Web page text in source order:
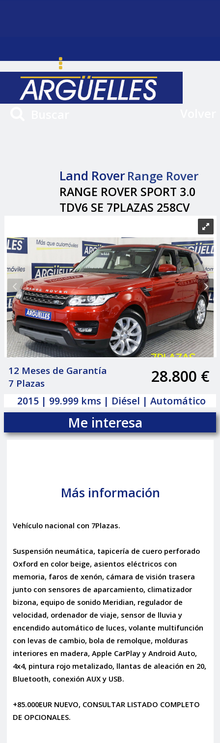
Land RoverRange Rover
RANGE ROVER SPORT 3.0
TDV6 SE 7PLAZAS 258CV
12 Meses de Garantía
7 Plazas
28.800 €
2015 | 99.999 kms | Diésel | Automático
Me interesa
Más información
Vehículo nacional con 7Plazas.
Suspensión neumática, tapicería de cuero perforado
Oxford en color beige, asientos eléctricos con
memoria, faros de xenón, cámara de visión trasera
junto con sensores de aparcamiento, climatizador
bizona, equipo de sonido Meridian, regulador de
velocidad, ordenador de viaje, sensor de lluvia y
encendido automático de luces, volante multifunción
con levas de cambio, bola de remolque, molduras
interiores en madera, Apple CarPlay y Android Auto,
4x4, pintura rojo metalizado, llantas de aleación en 20,
Bluetooth, conexión AUX y USB.
+85.000EUR NUEVO, CONSULTAR LISTADO COMPLETO
DE OPCIONALES.